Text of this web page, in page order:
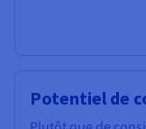
Potentiel de